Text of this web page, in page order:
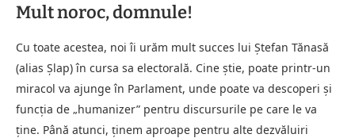
Mult noroc, domnule!
Cu toate acestea, noi îi urăm mult succes lui Ștefan Tănasă
(alias Șlap) în cursa sa electorală. Cine știe, poate printr-un
miracol va ajunge în Parlament, unde poate va descoperi și
funcția de „humanizer” pentru discursurile pe care le va
ține. Până atunci, ținem aproape pentru alte dezvăluiri